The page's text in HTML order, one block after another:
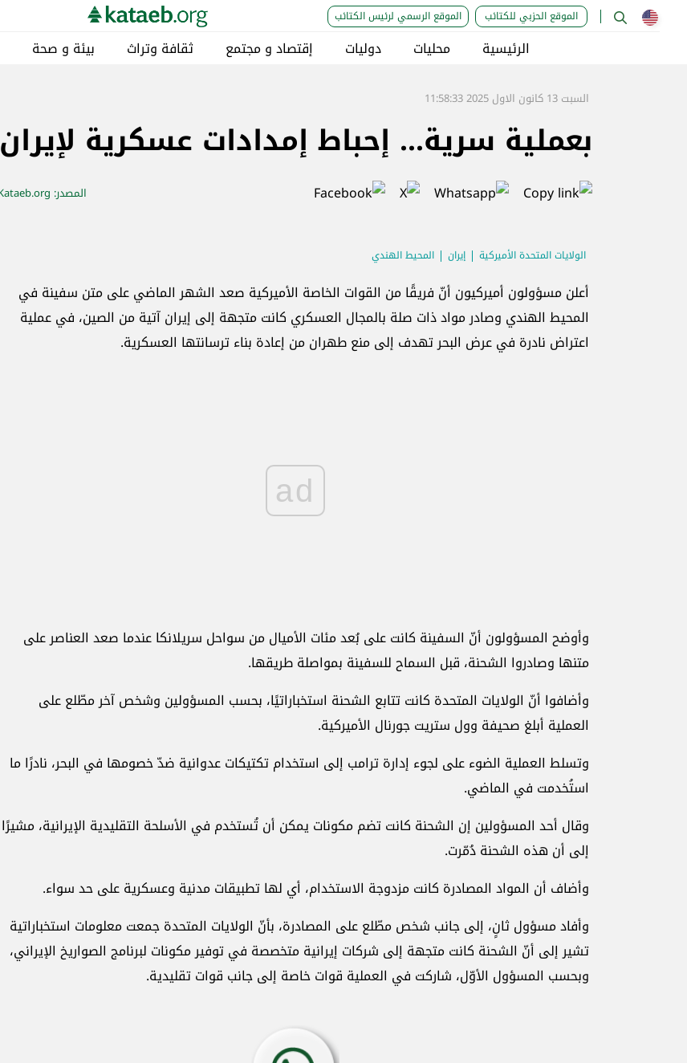
الموقع الحزبي للكتائب الموقع الرسمي لرئيس الكتائب
الرئيسية محليات دوليات إقتصاد و مجتمع ثقافة وتراث بيئة و صحة
السبت 13 كانون الاول 2025 11:58:33
بعملية سرية... إحباط إمدادات عسكرية لإيران
المصدر: Kataeb.org
الولايات المتحدة الأميركية إيران المحيط الهندي
أعلن مسؤولون أميركيون أنّ فريقًا من القوات الخاصة الأميركية صعد الشهر الماضي على متن سفينة في
المحيط الهندي وصادر مواد ذات صلة بالمجال العسكري كانت متجهة إلى إيران آتية من الصين، في عملية
اعتراض نادرة في عرض البحر تهدف إلى منع طهران من إعادة بناء ترسانتها العسكرية.
ad
وأوضح المسؤولون أنّ السفينة كانت على بُعد مئات الأميال من سواحل سريلانكا عندما صعد العناصر على
متنها وصادروا الشحنة، قبل السماح للسفينة بمواصلة طريقها.
وأضافوا أنّ الولايات المتحدة كانت تتابع الشحنة استخباراتيًا، بحسب المسؤولين وشخص آخر مطّلع على
العملية أبلغ صحيفة وول ستريت جورنال الأميركية.
وتسلط العملية الضوء على لجوء إدارة ترامب إلى استخدام تكتيكات عدوانية ضدّ خصومها في البحر، نادرًا ما
استُخدمت في الماضي.
وقال أحد المسؤولين إن الشحنة كانت تضم مكونات يمكن أن تُستخدم في الأسلحة التقليدية الإيرانية، مشيرًا
إلى أن هذه الشحنة دُمّرت.
وأضاف أن المواد المصادرة كانت مزدوجة الاستخدام، أي لها تطبيقات مدنية وعسكرية على حد سواء.
وأفاد مسؤول ثانٍ، إلى جانب شخص مطّلع على المصادرة، بأنّ الولايات المتحدة جمعت معلومات استخباراتية
تشير إلى أنّ الشحنة كانت متجهة إلى شركات إيرانية متخصصة في توفير مكونات لبرنامج الصواريخ الإيراني،
وبحسب المسؤول الأوّل، شاركت في العملية قوات خاصة إلى جانب قوات تقليدية.